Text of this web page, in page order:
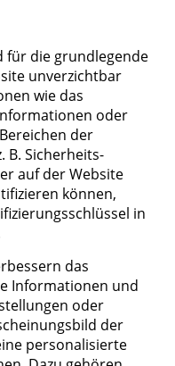
für die grundlegende
unverzichtbar
wie das
oder
der
B. Sicherheits-
auf der Website
können,
in
das
Informationen und
oder
der
personalisierte